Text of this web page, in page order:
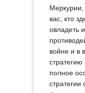
Меркурии,
вас, кто
овладеть
войне и в
полное
стратегии